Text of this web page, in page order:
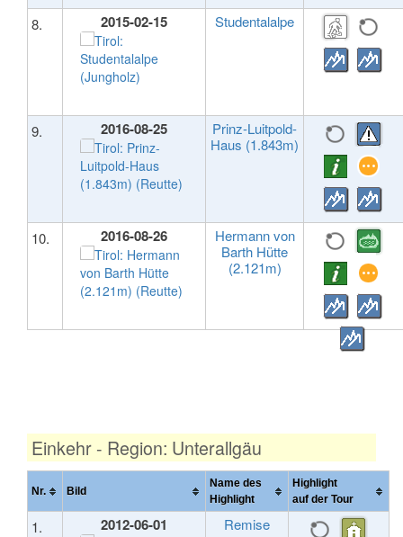
8. 2015-02-15 Studentalalpe
9. 2016-08-25
Prinz-Luitpold-
Haus (1.843m)
10. 2016-08-26
Hermann von
Barth Hütte
(2.121m)
Einkehr - Region: Unterallgäu
Nr. Bild
Name des
Highlight
Highlight
auf der Tour
1. 2012-06-01 Remise